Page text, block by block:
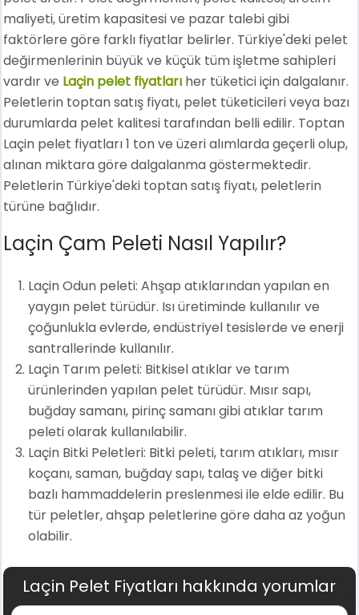
maliyeti, üretim kapasitesi ve pazar talebi gibi
faktörlere göre farklı fiyatlar belirler. Türkiye'deki pelet
değirmenlerinin büyük ve küçük tüm işletme sahipleri
vardır ve Laçin pelet fiyatları her tüketici için dalgalanır.
Peletlerin toptan satış fiyatı, pelet tüketicileri veya bazı
durumlarda pelet kalitesi tarafından belli edilir. Toptan
Laçin pelet fiyatları 1 ton ve üzeri alımlarda geçerli olup,
alınan miktara göre dalgalanma göstermektedir.
Peletlerin Türkiye'deki toptan satış fiyatı, peletlerin
türüne bağlıdır.
Laçin Çam Peleti Nasıl Yapılır?
Laçin Odun peleti: Ahşap atıklarından yapılan en
yaygın pelet türüdür. Isı üretiminde kullanılır ve
çoğunlukla evlerde, endüstriyel tesislerde ve enerji
santrallerinde kullanılır.
Laçin Tarım peleti: Bitkisel atıklar ve tarım
ürünlerinden yapılan pelet türüdür. Mısır sapı,
buğday samanı, pirinç samanı gibi atıklar tarım
peleti olarak kullanılabilir.
Laçin Bitki Peletleri: Bitki peleti, tarım atıkları, mısır
koçanı, saman, buğday sapı, talaş ve diğer bitki
bazlı hammaddelerin preslenmesi ile elde edilir. Bu
tür peletler, ahşap peletlerine göre daha az yoğun
olabilir.
Laçin Pelet Fiyatları hakkında yorumlar